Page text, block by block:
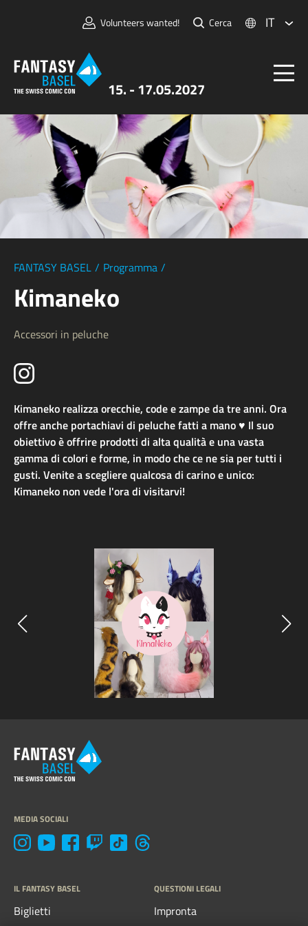
15. - 17.05.2027
Volunteers wanted! Cerca IT
Biglietti
FANTASY BASEL
Informazioni
Per Espositori
Stampa e Media
FANTASY BASEL / Programma /
Kimaneko
Accessori in peluche
Kimaneko realizza orecchie, code e zampe da tre anni. Ora
offre anche portachiavi di peluche fatti a mano ♥ Il suo
obiettivo è offrire prodotti di alta qualità e una vasta
gamma di colori e forme, in modo che ce ne sia per tutti i
gusti. Venite a scegliere qualcosa di carino e unico:
Kimaneko non vede l'ora di visitarvi!
MEDIA SOCIALI
IL FANTASY BASEL
Biglietti
QUESTIONI LEGALI
Impronta